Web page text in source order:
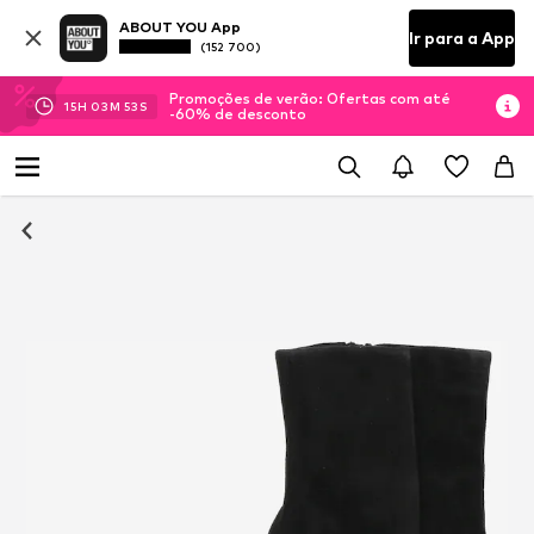
ABOUT YOU App
(152 700) Ir para a App
15H 03M 52 S
Promoções de verão: Ofertas com até
-60% de desconto